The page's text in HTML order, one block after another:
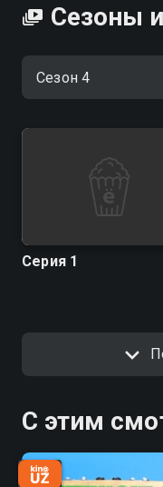
Sarguzashtlari вы
хорошем HD
Сезоны
Серия 1
С этим